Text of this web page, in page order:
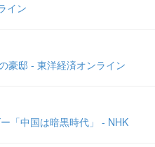
イン
豪邸 - 東洋経済オンライン
「中国は暗黒時代」 - NHK